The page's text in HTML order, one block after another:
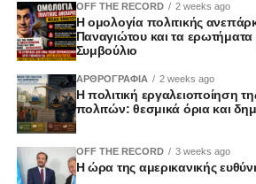
OFF THE RECORD 2 weeks ago
Η ομολογία πολιτικής
Παναγιώτου και τα ερωτήματα
Συμβούλιο
ΑΡΘΡΟΓΡΑΦΙΑ 2 weeks ago
Η πολιτική εργαλειοποίηση
πολιτών: θεσμικά όρια και
OFF THE RECORD 3 weeks ago
Η ώρα της αμερικανικής